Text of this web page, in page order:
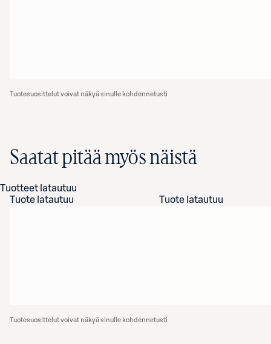
Tuotesuosittelut voivat näkyä sinulle kohdennetusti
Saatat pitää myös näistä
Tuotteet latautuu
Tuote latautuu
Tuote latautuu
Tuotesuosittelut voivat näkyä sinulle kohdennetusti